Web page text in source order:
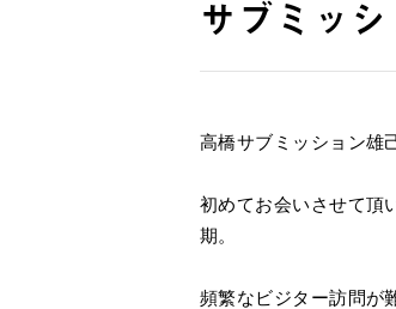
サブミッ
高橋サブミッション雄
初めてお会いさせて頂
期。
頻繁なビジター訪問が